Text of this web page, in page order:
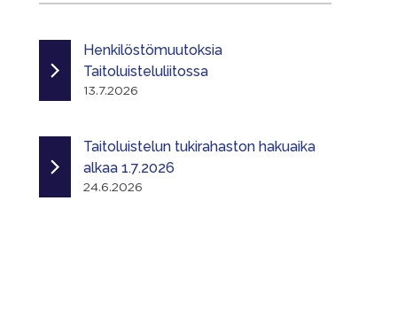
Henkilöstömuutoksia
Taitoluisteluliitossa
13.7.2026
Taitoluistelun tukirahaston hakuaika
alkaa 1.7.2026
24.6.2026